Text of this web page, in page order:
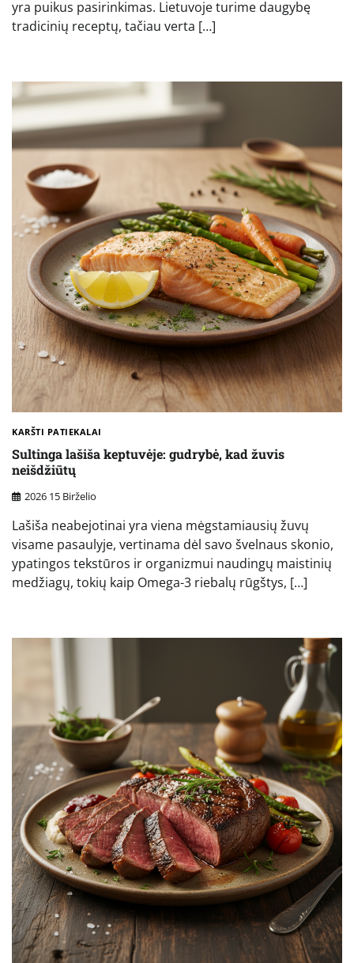
yra puikus pasirinkimas. Lietuvoje turime daugybę
tradicinių receptų, tačiau verta […]
KARŠTI PATIEKALAI
Sultinga lašiša keptuvėje: gudrybė, kad žuvis
neišdžiūtų
2026 15 Birželio
Lašiša neabejotinai yra viena mėgstamiausių žuvų
visame pasaulyje, vertinama dėl savo švelnaus skonio,
ypatingos tekstūros ir organizmui naudingų maistinių
medžiagų, tokių kaip Omega-3 riebalų rūgštys, […]